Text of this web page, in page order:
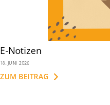
E-Notizen
18. JUNI 2026
ZUM BEITRAG